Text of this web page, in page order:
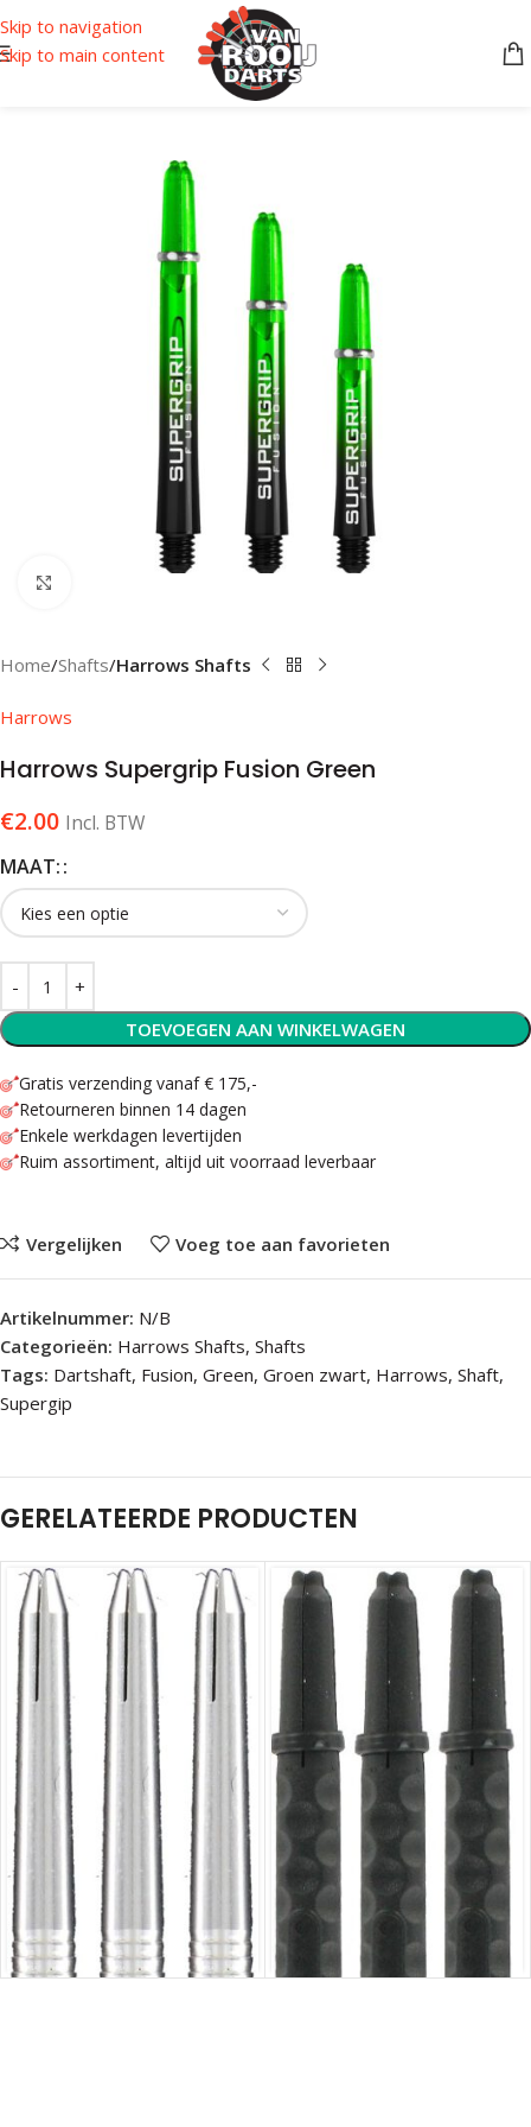
Skip to navigation
Skip to main content
Home Shafts Harrows Shafts
Harrows
Harrows Supergrip Fusion Green
€2.00 Incl. BTW
MAAT:
TOEVOEGEN AAN WINKELWAGEN
Gratis verzending vanaf € 175,-
Retourneren binnen 14 dagen
Enkele werkdagen levertijden
Ruim assortiment, altijd uit voorraad leverbaar
Vergelijken Voeg toe aan favorieten
Artikelnummer: N/B
Categorieën: Harrows Shafts, Shafts
Tags: Dartshaft, Fusion, Green, Groen zwart, Harrows, Shaft,
Supergip
GERELATEERDE PRODUCTEN